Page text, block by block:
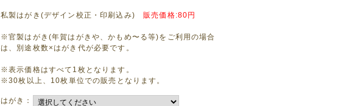
私製はがき(デザイン校正・印刷込み)販売価格:80円
※官製はがき(年賀はがきや、かもめ〜る等)をご利用の場合
は、別途枚数×はがき代が必要です。
※表示価格はすべて1枚となります。
※30枚以上、10枚単位での販売となります。
はがき：